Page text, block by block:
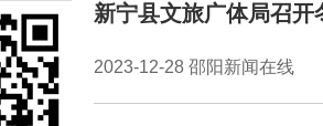
新宁县文旅广体局召
2023-12-28 邵阳新闻在线